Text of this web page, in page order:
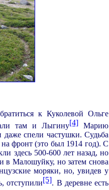
к Куколевой Ольге
там и Лыгину[4]Марию
спели частушки. Судьба
на фронт (это был 1914 год). С
здесь 500-600 лет назад, но
в Малошуйку, но затем снова
моряки, но, увидев у
отступили[5]. В деревне есть